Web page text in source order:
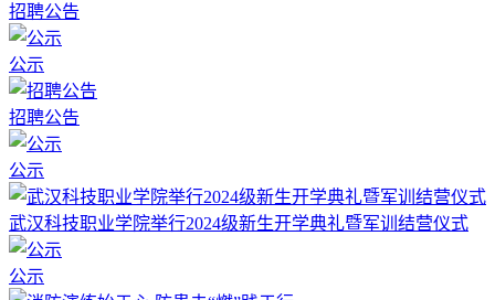
招聘公告
公示
招聘公告
公示
武汉科技职业学院举行2024级新生开学典礼暨军训结营仪式
公示